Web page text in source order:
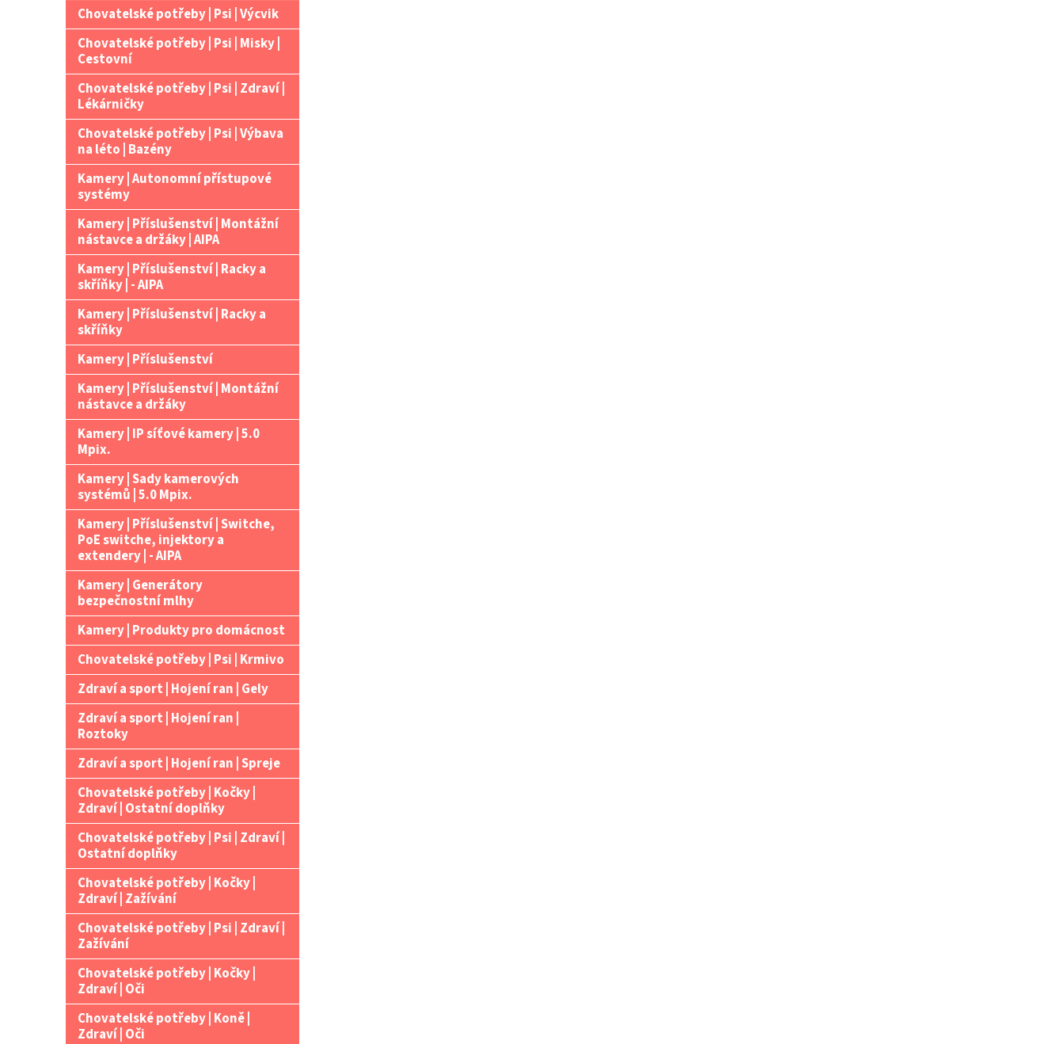
Chovatelské potřeby | Psi | Výcvik
Chovatelské potřeby | Psi | Misky |
Cestovní
Chovatelské potřeby | Psi | Zdraví |
Lékárničky
Chovatelské potřeby | Psi | Výbava
na léto | Bazény
Kamery | Autonomní přístupové
systémy
Kamery | Příslušenství | Montážní
nástavce a držáky | AIPA
Kamery | Příslušenství | Racky a
skříňky | - AIPA
Kamery | Příslušenství | Racky a
skříňky
Kamery | Příslušenství
Kamery | Příslušenství | Montážní
nástavce a držáky
Kamery | IP síťové kamery | 5.0
Mpix.
Kamery | Sady kamerových
systémů | 5.0 Mpix.
Kamery | Příslušenství | Switche,
PoE switche, injektory a
extendery | - AIPA
Kamery | Generátory
bezpečnostní mlhy
Kamery | Produkty pro domácnost
Chovatelské potřeby | Psi | Krmivo
Zdraví a sport | Hojení ran | Gely
Zdraví a sport | Hojení ran |
Roztoky
Zdraví a sport | Hojení ran | Spreje
Chovatelské potřeby | Kočky |
Zdraví | Ostatní doplňky
Chovatelské potřeby | Psi | Zdraví |
Ostatní doplňky
Chovatelské potřeby | Kočky |
Zdraví | Zažívání
Chovatelské potřeby | Psi | Zdraví |
Zažívání
Chovatelské potřeby | Kočky |
Zdraví | Oči
Chovatelské potřeby | Koně |
Zdraví | Oči